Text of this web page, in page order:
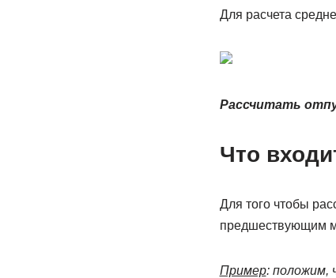
Для расчета
Рассчитать
Что
Для того чтобы
предшествующим
Пример: положим,